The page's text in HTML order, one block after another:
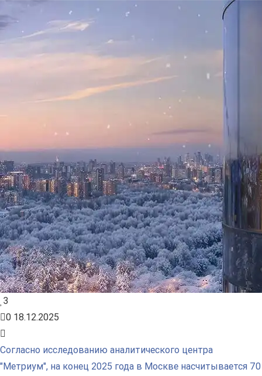
3
0 18.12.2025
Согласно исследованию аналитического центра
"Метриум", на конец 2025 года в Москве насчитывается 70